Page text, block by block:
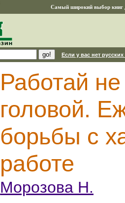
Самый широкий выбор книг
Если у вас нет
Работай
головой.
борьбы с
работе
Морозова Н.